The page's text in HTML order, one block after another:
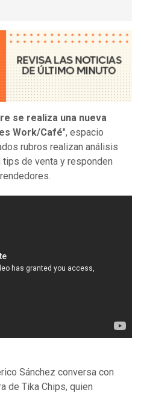
se realiza una nueva
Work/Café", espacio
rubros realizan análisis
tips de venta y responden
Sánchez conversa con
de Tika Chips, quien